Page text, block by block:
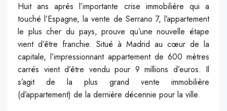
Huit ans après l’importante crise immobilière qui a
touché l’Espagne, la vente de Serrano 7, l’appartement
le plus cher du pays, prouve qu’une nouvelle étape
vient d’être franchie. Situé à Madrid au cœur de la
capitale, l’impressionnant appartement de 600 mètres
carrés vient d’être vendu pour 9 millions d’euros. Il
s’agit de la plus grand vente immobilière
(d’appartement) de la dernière décennie pour la ville.